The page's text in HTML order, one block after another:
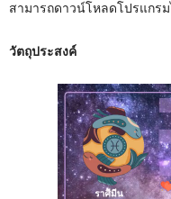
สามารถดาวน์โหลดโปรแกร
วัตถุประสงค์